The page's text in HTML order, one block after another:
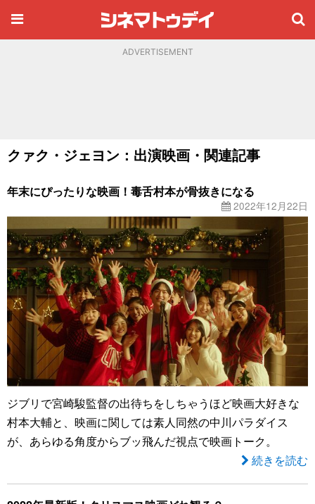
ADVERTISEMENT
クァク・ジェヨン：出演映画・関連記事
年末にぴったりな映画！毒舌村本が骨抜きになる
2022年12月22日
ジブリで宮崎駿監督の出待ちをしちゃうほど映画大好きな
村本大輔と、映画に関しては素人同然の中川パラダイス
が、あらゆる角度からブッ飛んだ視点で映画トーク。
続きを読む